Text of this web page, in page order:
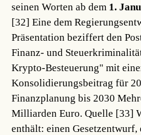
seinen Worten ab dem 1.
[32] Eine dem
Präsentation beziffert den
Finanz- und
Krypto-Besteuerung" mit
Konsolidierungsbeitrag für
Finanzplanung bis 2030
Milliarden Euro.Quelle [33]
enthält: einen Gesetzentwurf,